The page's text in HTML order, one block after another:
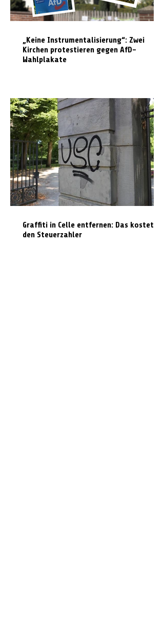
„Keine Instrumentalisierung“: Zwei
Kirchen protestieren gegen AfD-
Wahlplakate
Graffiti in Celle entfernen: Das kostet es
den Steuerzahler